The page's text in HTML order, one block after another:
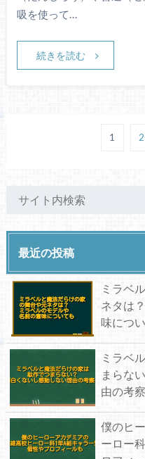
吸を使って…
続きを読む
1 2
最近の投稿
ミラベ
ネタは
味につ
ミラベ
まらな
由の考
僕のヒ
ーロー